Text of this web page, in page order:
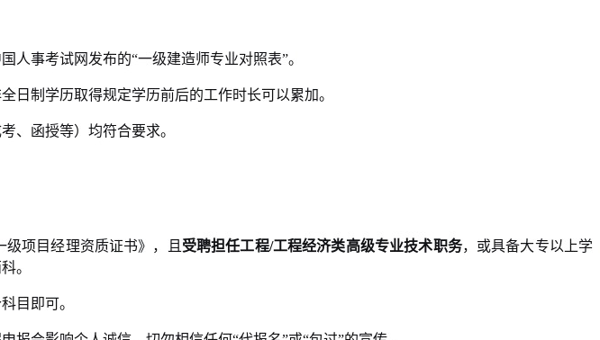
人事考试网发布的“一级建造师专业对照表”。
日制学历取得规定学历前后的工作时长可以累加。
、函授等）均符合要求。
项目经理资质证书》，且 受聘担任工程/工程经济类高级专业技术职务，或具备大专以上学
。
目即可。